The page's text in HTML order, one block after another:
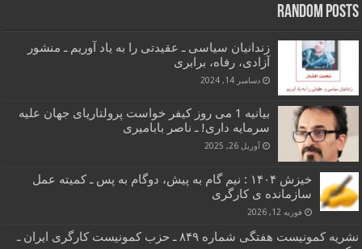
Random Posts
زندانیان سیاسی ـ عقیدتی را به یاد آوریم ـ منشور
آزادی، رفاه، برابری
دسامبر 14, 2024
بیانیه 1 می روز کیفر خواست پرولتاریای جهان علیه
سرمایه داری! ـ ناصر بابامیری
آوریل 26, 2025
خیزش ۱۴۰۴ : نیم گام به پیش، دوگام به پس ـ کمیته عمل
سازمانده ی کارگری
فوریه 12, 2026
نشریه کمونیست هفتگی شماره ۸۴۹ ـ حزب کمونیست کارگری ایران ـ